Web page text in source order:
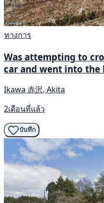
ทางการ
Was attempting to
car and went into the
Ikawa 赤沢, Akita
2เดือนที่แล้ว
บันทึก